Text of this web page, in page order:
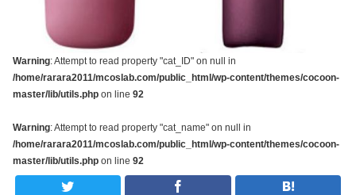
Warning: Attempt to read property "cat_ID" on null in
/home/rarara2011/mcoslab.com/public_html/wp-content/themes/cocoon-
master/lib/utils.php on line 92
Warning: Attempt to read property "cat_name" on null in
/home/rarara2011/mcoslab.com/public_html/wp-content/themes/cocoon-
master/lib/utils.php on line 92